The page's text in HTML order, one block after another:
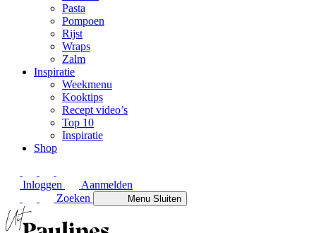
Pasta
Pompoen
Rijst
Wraps
Zalm
Inspiratie
Weekmenu
Kooktips
Recept video’s
Top 10
Inspiratie
Shop
Inloggen
Aanmelden
Zoeken
MenuSluiten